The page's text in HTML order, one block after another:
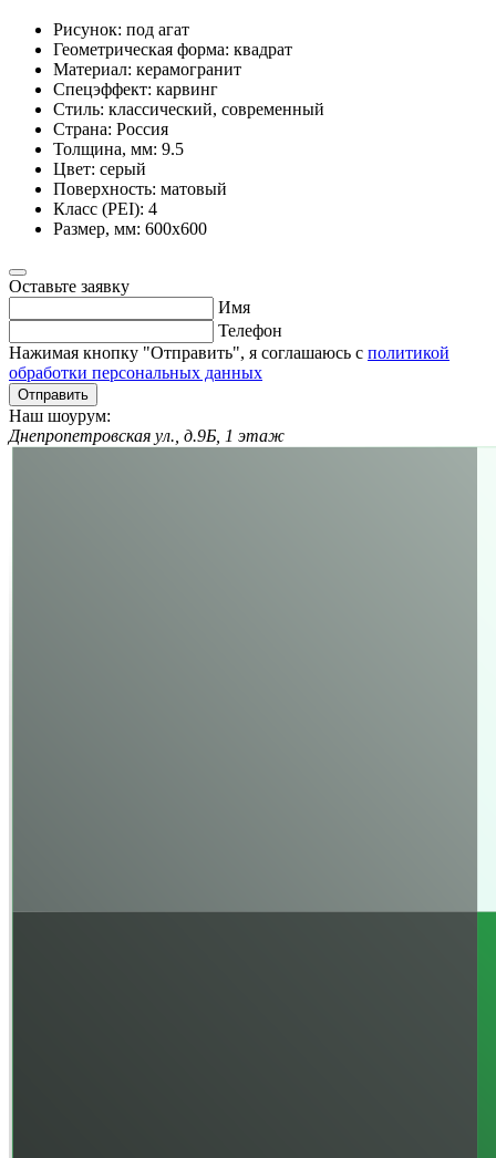
Рисунок: под агат
Геометрическая форма: квадрат
Материал: керамогранит
Спецэффект: карвинг
Стиль: классический, современный
Страна: Россия
Толщина, мм: 9.5
Цвет: серый
Поверхность: матовый
Класс (PEI): 4
Размер, мм: 600х600
Оставьте заявку
Имя
Телефон
Нажимая кнопку "Отправить", я соглашаюсь с политикой
обработки персональных данных
Отправить
Наш шоурум:
Днепропетровская ул., д.9Б, 1 этаж